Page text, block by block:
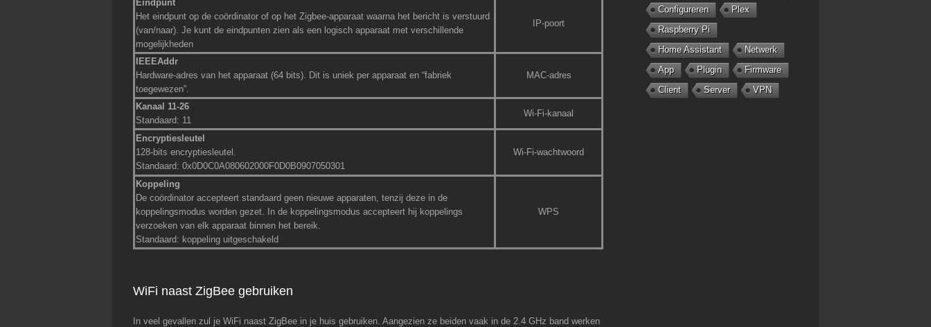
Eindpunt
Het eindpunt op de coördinator of op het Zigbee-apparaat waarna het bericht is verstuurd
(van/naar). Je kunt de eindpunten zien als een logisch apparaat met verschillende
mogelijkheden
IP-poort
IEEEAddr
Hardware-adres van het apparaat (64 bits). Dit is uniek per apparaat en “fabriek
toegewezen”.
MAC-adres
Kanaal 11-26
Standaard: 11
Wi-Fi-kanaal
Encryptiesleutel
128-bits encryptiesleutel.
Standaard: 0x0D0C0A080602000F0D0B0907050301
Wi-Fi-wachtwoord
Koppeling
De coördinator accepteert standaard geen nieuwe apparaten, tenzij deze in de
koppelingsmodus worden gezet. In de koppelingsmodus accepteert hij koppelings
verzoeken van elk apparaat binnen het bereik.
Standaard: koppeling uitgeschakeld
WPS
WiFi naast ZigBee gebruiken
In veel gevallen zul je WiFi naast ZigBee in je huis gebruiken. Aangezien ze beiden vaak in de 2.4 GHz band werken
Configureren
Plex
Raspberry Pi
Home Assistant
Netwerk
App
Plugin
Firmware
Client
Server VPN